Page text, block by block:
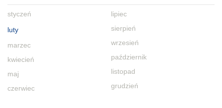
styczeń
luty
marzec
kwiecień
maj
czerwiec
lipiec
sierpień
wrzesień
październik
listopad
grudzień